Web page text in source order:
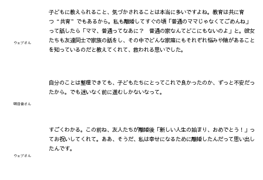
ウェブさん
子どもに教えられること、気づかされることは本当に多いですよね。教育は共に育
つ“共育”でもあるから。私も離婚してすぐの頃「普通のママじゃなくてごめんね」
って話したら「ママ、普通ってなあに？ 普通の家なんてどこにもないのよ」と。彼女
たちも友達同士で家族の話をし、その中でどんな家庭にもそれぞれ悩みや陰があること
を知っているのだと教えてくれて、救われる思いでした。
明日香さん
自分のことは整理できても、子どもたちにとってこれで良かったのか、ずっと不安だっ
たから。でも迷いなく前に進むしかないなって。
ウェブさん
すごくわかる。この前ね、友人たちが離婚後「新しい人生の始まり、おめでとう！」っ
てお祝いしてくれて。ああ、そうだ、私は幸せになるために離婚したんだって思い出し
たんです。